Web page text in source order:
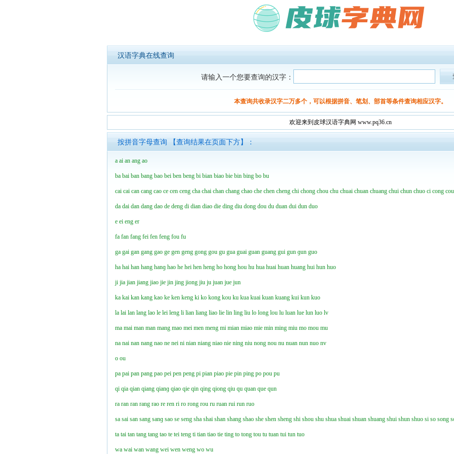
汉语字典在线查询
请输入一个您要查询的汉字：
本查询共收录汉字二万多个，可以根据拼音、笔划、部首等条件查询相应汉字。
欢迎来到皮球汉语字典网 www.pq36.cn
按拼音字母查询 【查询结果在页面下方】：
a ai an ang ao
ba bai ban bang bao bei ben beng bi bian biao bie bin bing bo bu
cai cai can cang cao ce cen ceng cha chai chan chang chao che chen cheng chi chong chou chu chuai chuan chuang chui chun chuo ci cong cou
da dai dan dang dao de deng di dian diao die ding diu dong dou du duan dui dun duo
e ei eng er
fa fan fang fei fen feng fou fu
ga gai gan gang gao ge gen geng gong gou gu gua guai guan guang gui gun ɡun guo
ha hai han hang hanɡ hao he hei hen heng ho hong hou hu hua huai huan huang hui hun huo
ji jia jian jiang jiao jie jin jing jiong jiu ju juan jue jun
ka kai kan kang kao ke ken keng ki ko kong kou ku kua kuai kuan kuang kui kun kuo
la lai lan lang lao le lei leng li lian liang liao lie lin ling liu lo long lou lu luan lue lun luo lv
ma mai man man mang mao mei men meng mi mian miao mie min ming miu mo mou mu
na nai nan nang nao ne nei ni nian niang niao nie ning niu nong nou nu nuan nun nuo nv
o ou
pa pai pan pang pao pei pen peng pi pian piao pie pin ping po pou pu
qi qia qian qiang qianɡ qiao qie qin qing qiong qiu qu quan que qun
ra ran ran rang rao re ren ri ro rong rou ru ruan rui run ruo
sa sai san sang sanɡ sao se seng sha shai shan shang shao she shen sheng shi shou shu shua shuai shuan shuang shui shun shuo si so song
ta tai tan tang tang tao te tei teng ti tian tiao tie ting to tong tou tu tuan tui tun tuo
wa wai wan wang wei wen weng wo wu